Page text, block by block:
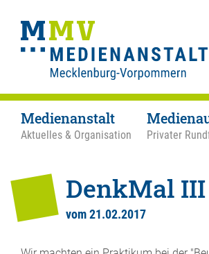
Medienanstalt
Aktuelles & Organisation Privater
DenkMal III
vom 21.02.2017